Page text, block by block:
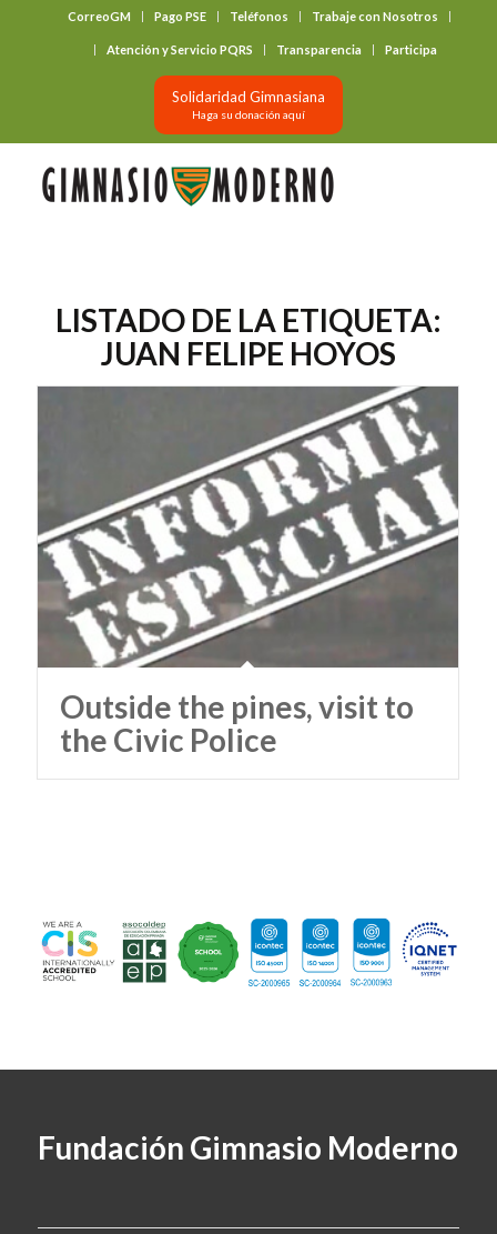
CorreoGM Pago PSE Teléfonos Trabaje con Nosotros
Atención y Servicio PQRS Transparencia Participa
Solidaridad Gimnasiana
Haga su donación aquí
LISTADO DE LA ETIQUETA:
JUAN FELIPE HOYOS
Outside the pines, visit to
the Civic Police
Fundación Gimnasio Moderno